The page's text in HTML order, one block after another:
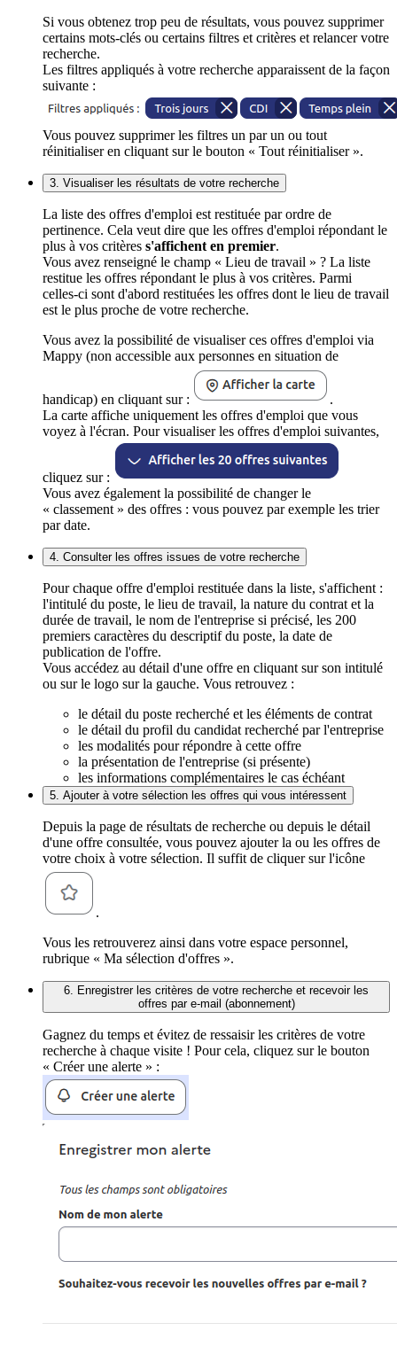
Si vous obtenez trop peu de résultats, vous pouvez supprimer
certains mots-clés ou certains filtres et critères et relancer votre
recherche.
Les filtres appliqués à votre recherche apparaissent de la façon
suivante :
Vous pouvez supprimer les filtres un par un ou tout
réinitialiser en cliquant sur le bouton « Tout réinitialiser ».
3. Visualiser les résultats de votre recherche
La liste des offres d'emploi est restituée par ordre de
pertinence. Cela veut dire que les offres d'emploi répondant le
plus à vos critères s'affichent en premier.
Vous avez renseigné le champ « Lieu de travail » ? La liste
restitue les offres répondant le plus à vos critères. Parmi
celles-ci sont d'abord restituées les offres dont le lieu de travail
est le plus proche de votre recherche.
Vous avez la possibilité de visualiser ces offres d'emploi via
Mappy (non accessible aux personnes en situation de
handicap) en cliquant sur :
.
La carte affiche uniquement les offres d'emploi que vous
voyez à l'écran. Pour visualiser les offres d'emploi suivantes,
cliquez sur :
Vous avez également la possibilité de changer le
« classement » des offres : vous pouvez par exemple les trier
par date.
4. Consulter les offres issues de votre recherche
Pour chaque offre d'emploi restituée dans la liste, s'affichent :
l'intitulé du poste, le lieu de travail, la nature du contrat et la
durée de travail, le nom de l'entreprise si précisé, les 200
premiers caractères du descriptif du poste, la date de
publication de l'offre.
Vous accédez au détail d'une offre en cliquant sur son intitulé
ou sur le logo sur la gauche. Vous retrouvez :
le détail du poste recherché et les éléments de contrat
le détail du profil du candidat recherché par l'entreprise
les modalités pour répondre à cette offre
la présentation de l'entreprise (si présente)
les informations complémentaires le cas échéant
5. Ajouter à votre sélection les offres qui vous intéressent
Depuis la page de résultats de recherche ou depuis le détail
d'une offre consultée, vous pouvez ajouter la ou les offres de
votre choix à votre sélection. Il suffit de cliquer sur l'icône
.
Vous les retrouverez ainsi dans votre espace personnel,
rubrique « Ma sélection d'offres ».
6. Enregistrer les critères de votre recherche et recevoir les
offres par e-mail (abonnement)
Gagnez du temps et évitez de ressaisir les critères de votre
recherche à chaque visite ! Pour cela, cliquez sur le bouton
« Créer une alerte » :